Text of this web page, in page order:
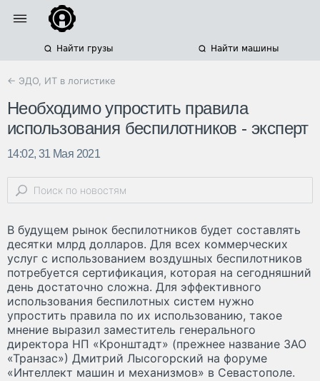
Найти грузы Найти машины
← ЭДО, ИТ в логистике
Необходимо упростить правила
использования беспилотников - эксперт
14:02, 31 Мая 2021
В будущем рынок беспилотников будет составлять
десятки млрд долларов. Для всех коммерческих
услуг с использованием воздушных беспилотников
потребуется сертификация, которая на сегодняшний
день достаточно сложна. Для эффективного
использования беспилотных систем нужно
упростить правила по их использованию, такое
мнение выразил заместитель генерального
директора НП «Кронштадт» (прежнее название ЗАО
«Транзас») Дмитрий Лысогорский на форуме
«Интеллект машин и механизмов» в Севастополе.